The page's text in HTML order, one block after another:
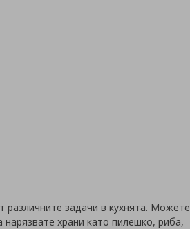
различните задачи в кухнята. Можете
храни като пилешко, риба,